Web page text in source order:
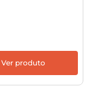
Ver produto